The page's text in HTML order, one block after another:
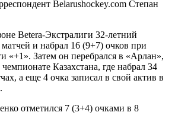
Belarushockey.com Степан
Betera-Экстралиги 32-летний
и набрал 16 (9+7) очков при
«+1». Затем он перебрался в «Арлан»,
Казахстана, где набрал 34
а еще 4 очка записал в свой актив в
отметился 7 (3+4) очками в 8